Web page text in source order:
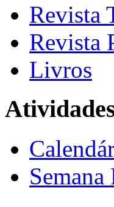
Revista
Revista
Livros
Semana